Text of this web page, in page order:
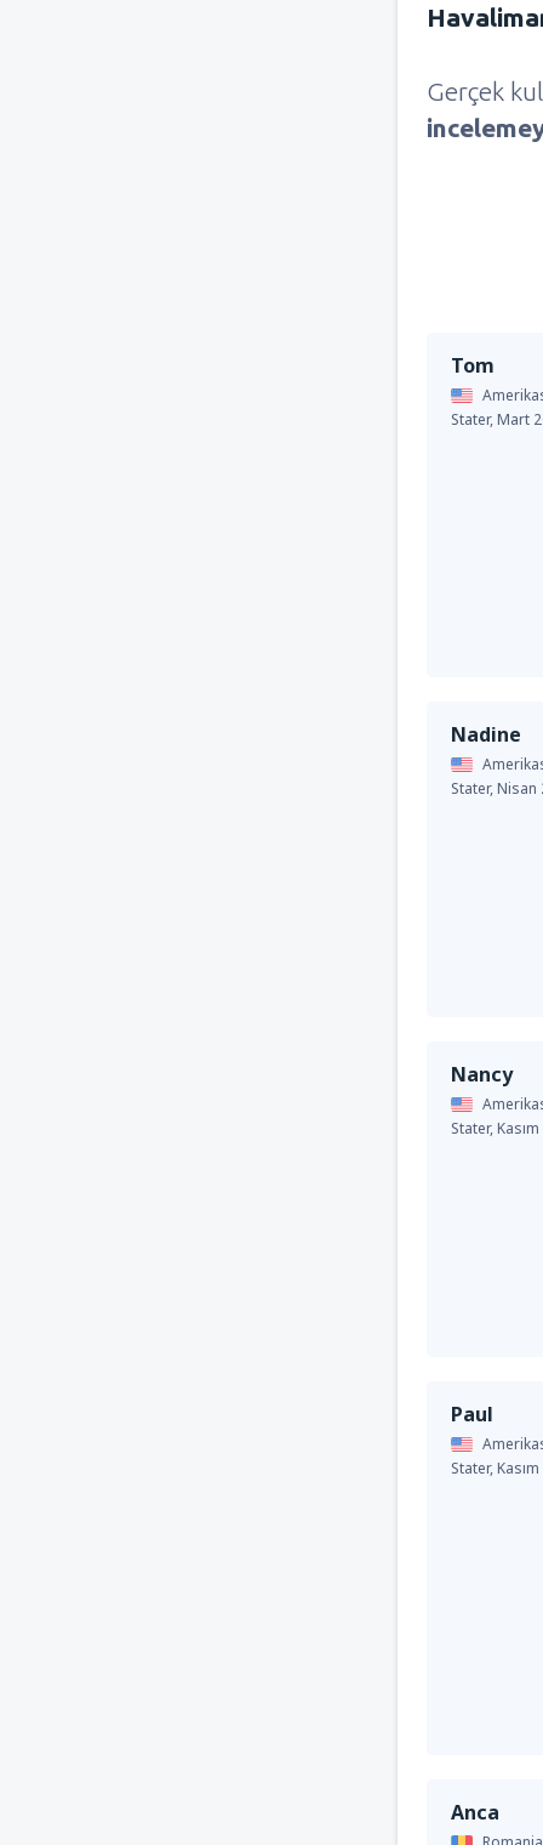
Gerçek
Tom
Stater,Mart
Nadine
Stater,Nisan
Nancy
Stater,
Paul
Stater,
Anca